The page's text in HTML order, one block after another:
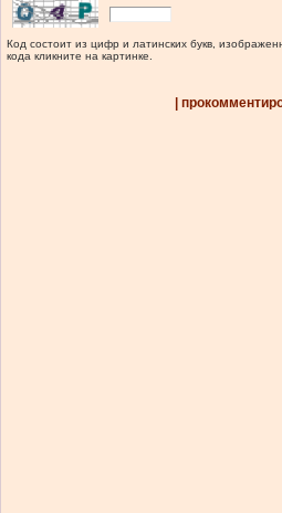
Код состоит из цифр и латинских букв,
кода кликните на картинке.
|